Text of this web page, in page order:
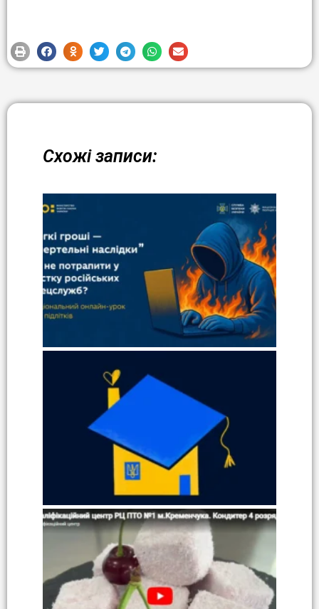
Схожі записи: